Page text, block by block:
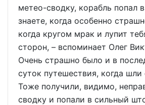
метео-сводку, корабль попал
знаете, когда особенно
когда кругом мрак и лупит
сторон, – вспоминает Олег
Очень страшно было и в
суток путешествия, когда шли
Тоже получили, видимо,
сводку и попали в сильный